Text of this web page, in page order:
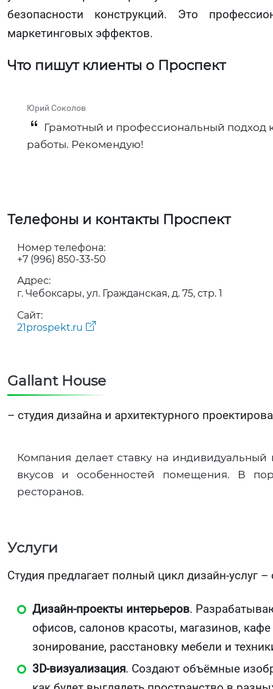
безопасности конструкций. Это
маркетинговых эффектов.
Что пишут клиенты о Проспект
Юрий Соколов
Грамотный и профессиональный подход
работы. Рекомендую!
Телефоны и контакты Проспект
Номер телефона:
+7 (996) 850-33-50
Адрес:
г. Чебоксары, ул. Гражданская, д. 75, стр. 1
Сайт:
21prospekt.ru
Gallant House
– студия дизайна и архитектурного
Компания делает ставку на
вкусов и особенностей помещения. В
ресторанов.
Услуги
Студия предлагает полный цикл дизайн‑услуг
Дизайн‑проекты интерьеров.
офисов, салонов красоты, магазинов,
зонирование, расстановку мебели и
3D‑визуализация. Создают объёмные